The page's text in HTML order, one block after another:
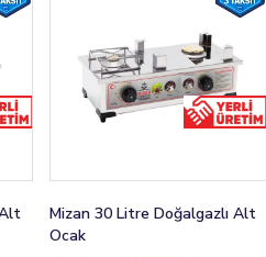
Mizan 30 Litre Doğalgazlı Alt
Ocak